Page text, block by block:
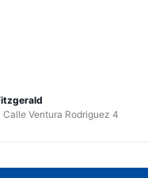
Calle Ventura Rodriguez 4